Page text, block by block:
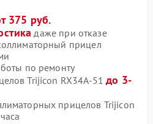
375 руб.
даже при отказе
прицел
по ремонту
Trijicon RX34A-51до 3-
прицелов Trijicon